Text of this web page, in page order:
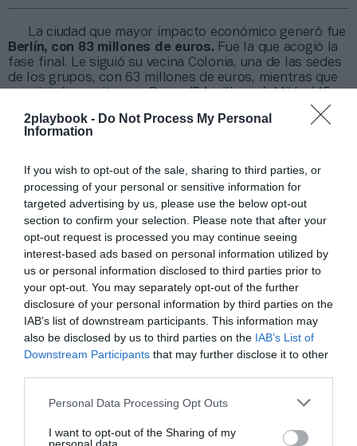
2playbook - Do Not Process My Personal
Information
If you wish to opt-out of the sale, sharing to third parties, or
processing of your personal or sensitive information for
targeted advertising by us, please use the below opt-out
section to confirm your selection. Please note that after your
opt-out request is processed you may continue seeing
interest-based ads based on personal information utilized by
us or personal information disclosed to third parties prior to
your opt-out. You may separately opt-out of the further
disclosure of your personal information by third parties on the
IAB’s list of downstream participants. This information may
also be disclosed by us to third parties on the IAB’s List of
Downstream Participants that may further disclose it to other
Personal Data Processing Opt Outs
I want to opt-out of the Sharing of my
La ciudad que mayor impacto económico generó fue
Berlín, con 83 millones de euros. Fue la que acogió la
fase final. Le siguió su vecina Colonia, una de las sedes
de los grupos, con 63 millones de euros, mientras que
La asistencia acumulada entre todas las
durante varios encuentros. Además, hasta 50.000
personas se desplazaron a otros paísespara ver a
sus selecciones. Finalmente, el torneo generó 4.200
millones de impresiones a través de las redes sociales
y una audiencia acumulada de 303 millones de
espectadores.
Añadir 2Playbookcomo fuente preferida de Google
de forma gratuita
Mantente informado con las últimas noticias de actualidad.
ACTIVAR AHORA